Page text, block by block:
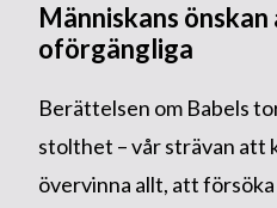
Människans
oförgängliga
Berättelsen om Babels
stolthet – vår strävan att
övervinna allt, att försöka